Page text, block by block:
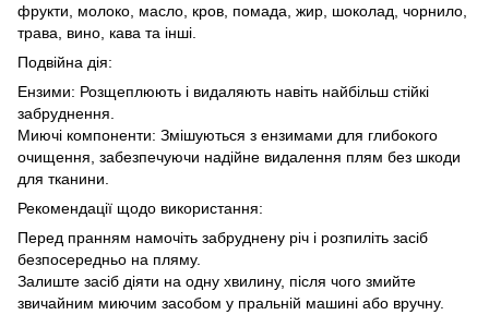
фрукти, молоко, масло, кров, помада, жир, шоколад, чорнило,
трава, вино, кава та інші.
Подвійна дія:
Ензими: Розщеплюють і видаляють навіть найбільш стійкі
забруднення.
Миючі компоненти: Змішуються з ензимами для глибокого
очищення, забезпечуючи надійне видалення плям без шкоди
для тканини.
Рекомендації щодо використання:
Перед пранням намочіть забруднену річ і розпиліть засіб
безпосередньо на пляму.
Залиште засіб діяти на одну хвилину, після чого змийте
звичайним миючим засобом у пральній машині або вручну.